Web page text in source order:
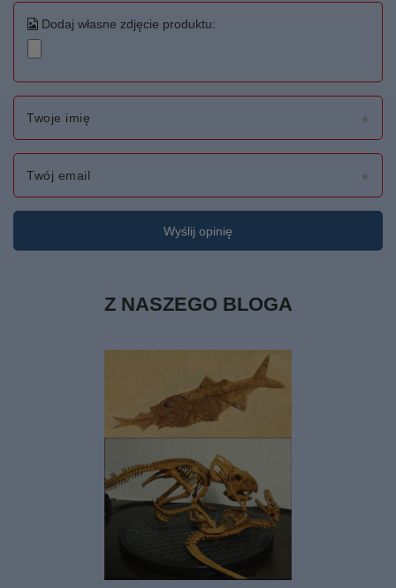
Dodaj własne zdjęcie produktu:
Twoje imię
Twój email
Wyślij opinię
Z NASZEGO BLOGA